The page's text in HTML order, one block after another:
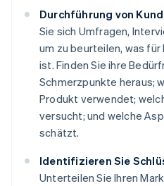
Durchführung von
Sie sich Umfragen,
um zu beurteilen, was
ist. Finden Sie ihre
Schmerzpunkte heraus;
Produkt verwendet;
versucht; und welche
schätzt.
Identifizieren Sie
Unterteilen Sie Ihren